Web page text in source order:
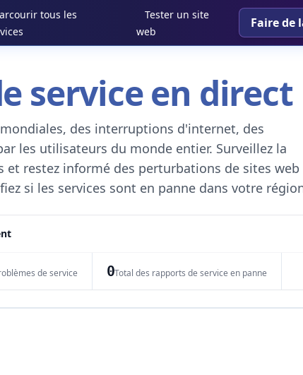
tous les
Tester un site
web
Faire de
service en direct
des interruptions d'internet, des
les utilisateurs du monde entier. Surveillez la
et restez informé des perturbations de sites web
si les services sont en panne dans votre
de service 0Total des rapports de service en panne